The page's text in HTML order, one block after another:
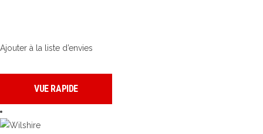
Ajouter à la liste d’envies
VUE RAPIDE